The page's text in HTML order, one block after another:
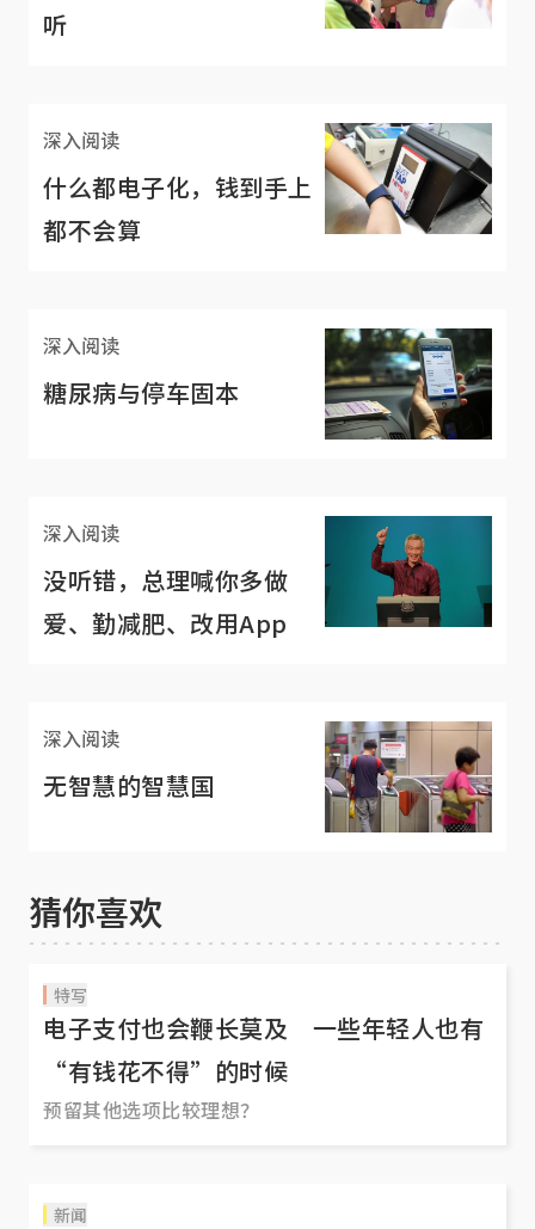
听
深入阅读
什么都电子化，钱到手上
都不会算
深入阅读
糖尿病与停车固本
深入阅读
没听错，总理喊你多做
爱、勤减肥、改用App
深入阅读
无智慧的智慧国
猜你喜欢
特写
电子支付也会鞭长莫及 一些年轻人也有
“有钱花不得”的时候
预留其他选项比较理想？
新闻